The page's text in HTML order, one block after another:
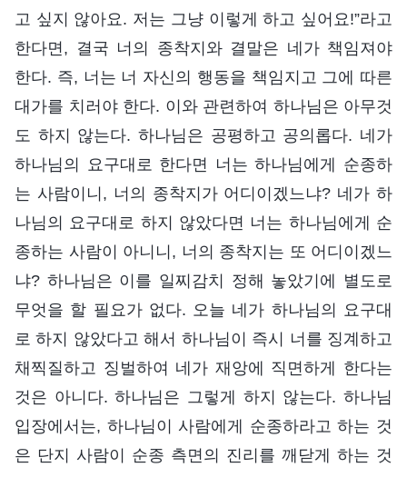
고 싶지 않아요. 저는 그냥 이렇게 하고 싶어요!”라고
한다면, 결국 너의 종착지와 결말은 네가 책임져야
한다. 즉, 너는 너 자신의 행동을 책임지고 그에 따른
대가를 치러야 한다. 이와 관련하여 하나님은 아무것
도 하지 않는다. 하나님은 공평하고 공의롭다. 네가
하나님의 요구대로 한다면 너는 하나님에게 순종하
는 사람이니, 너의 종착지가 어디이겠느냐? 네가 하
나님의 요구대로 하지 않았다면 너는 하나님에게 순
종하는 사람이 아니니, 너의 종착지는 또 어디이겠느
냐? 하나님은 이를 일찌감치 정해 놓았기에 별도로
무엇을 할 필요가 없다. 오늘 네가 하나님의 요구대
로 하지 않았다고 해서 하나님이 즉시 너를 징계하고
채찍질하고 징벌하여 네가 재앙에 직면하게 한다는
것은 아니다. 하나님은 그렇게 하지 않는다. 하나님
입장에서는, 하나님이 사람에게 순종하라고 하는 것
은 단지 사람이 순종 측면의 진리를 깨닫게 하는 것